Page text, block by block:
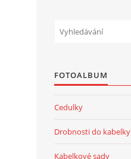
FOTOALBUM
Cedulky
Drobnosti do kabelky
Kabelkové sady